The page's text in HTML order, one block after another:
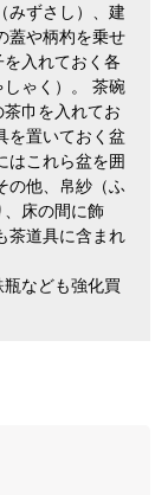
（みずさし）、建
蓋や柄杓を乗せ
入れておく各
ゃく）。 茶碗
巾を入れてお
を置いておく盆
はこれら盆を囲
の他、帛紗（ふ
、床の間に飾
茶道具に含まれ
なども強化買